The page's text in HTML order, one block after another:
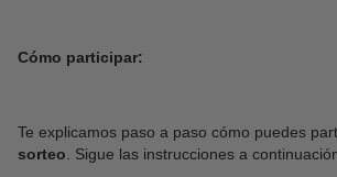
Cómo participar:
Te explicamos paso a paso cómo puedes
sorteo . Sigue las instrucciones a